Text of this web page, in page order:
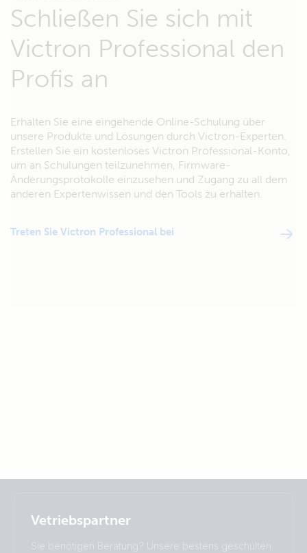
Schließen Sie sich mit
Victron Professional den
Profis an
Erhalten Sie eine eingehende Online-Schulung über
unsere Produkte und Lösungen durch Victron-Experten.
Erstellen Sie ein kostenloses Victron Professional-Konto,
um an Schulungen teilzunehmen, Firmware-
Änderungsprotokolle einzusehen und Zugang zu all dem
anderen Expertenwissen und den Tools zu erhalten.
Treten Sie Victron Professional bei
Deutsch
Change language
Vetriebspartner
Sie benötigen Beratung? Unsere bestens geschulten